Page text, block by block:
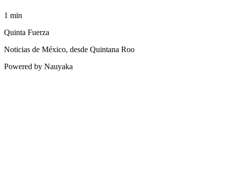
1 min
Quinta Fuerza
Noticias de México, desde Quintana Roo
Powered by Nauyaka